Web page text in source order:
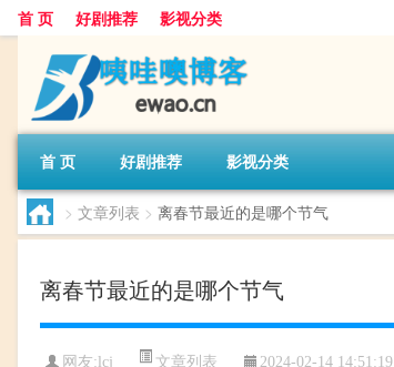
首 页 好剧推荐 影视分类
首 页 好剧推荐 影视分类
> 文章列表 > 离春节最近的是哪个节气
离春节最近的是哪个节气
网友: lcj 文章列表 2024-02-14 14:51:19